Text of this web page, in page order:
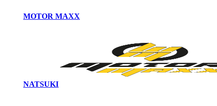
MOTOR MAXX
NATSUKI